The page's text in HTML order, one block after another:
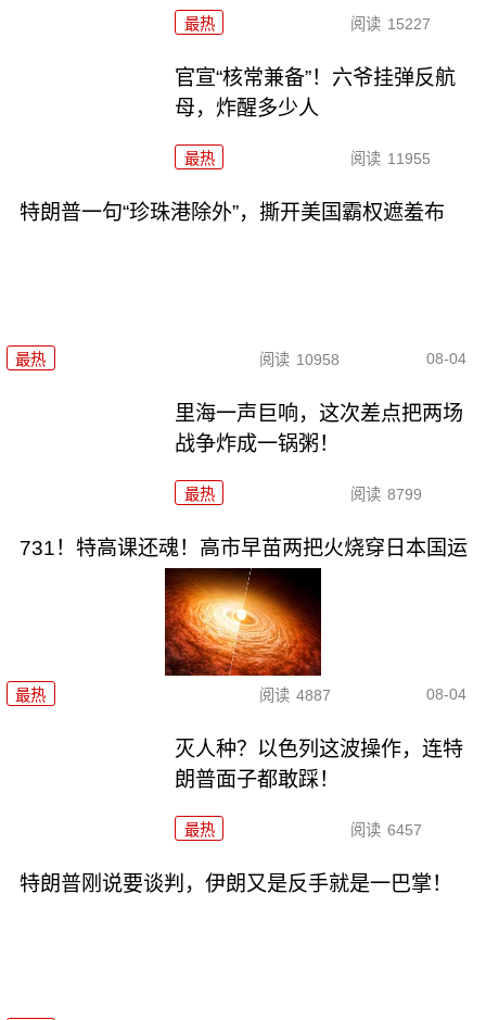
最热 阅读 15227
官宣“核常兼备”！六爷挂弹反航
母，炸醒多少人
最热 阅读 11955
特朗普一句“珍珠港除外”，撕开美国霸权遮羞布
最热 阅读 10958 08-04
里海一声巨响，这次差点把两场
战争炸成一锅粥！
最热 阅读 8799
731！特高课还魂！高市早苗两把火烧穿日本国运
最热 阅读 4887 08-04
灭人种？以色列这波操作，连特
朗普面子都敢踩！
最热 阅读 6457
特朗普刚说要谈判，伊朗又是反手就是一巴掌！